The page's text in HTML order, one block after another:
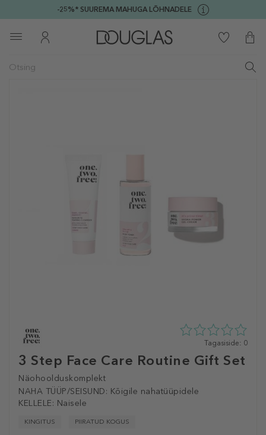
-25%* SUUREMA MAHUGA LÕHNADELE
3 Step Face Care Routine Gift Set
Näohoolduskomplekt
NAHA TÜÜP/SEISUND: Kõigile nahatüüpidele
KELLELE: Naisele
KINGITUS PIIRATUD KOGUS
0
Tagasiside: 0